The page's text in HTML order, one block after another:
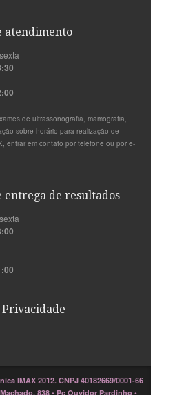
atendimento
de ultrassonografia, mamografia,
sobre horário para realização de
entrar em contato por telefone ou por e-
entrega de resultados
IMAX 2012. CNPJ 40182669/0001-66
838 • Pç Ouvidor Pardinho •